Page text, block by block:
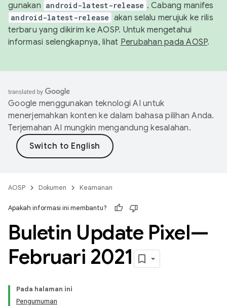
gunakan android-latest-release . Cabang manifes
android-latest-release akan selalu merujuk ke rilis
terbaru yang dikirim ke AOSP. Untuk mengetahui
informasi selengkapnya, lihat Perubahan pada AOSP.
Google menggunakan teknologi AI untuk
menerjemahkan konten ke dalam bahasa pilihan Anda.
Terjemahan AI mungkin mengandung kesalahan.
AOSP Dokumen Keamanan
Apakah informasi ini membantu?
Buletin Update Pixel—
Februari 2021
Pada halaman ini
Pengumuman